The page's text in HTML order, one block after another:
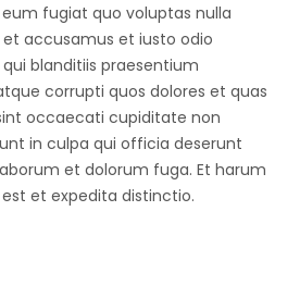
fugiat quo voluptas nulla
accusamus et iusto odio
blanditiis praesentium
corrupti quos dolores et quas
occaecati cupiditate non
in culpa qui officia deserunt
et dolorum fuga. Et harum
et expedita distinctio.